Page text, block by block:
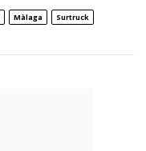
Màlaga
Surtruck